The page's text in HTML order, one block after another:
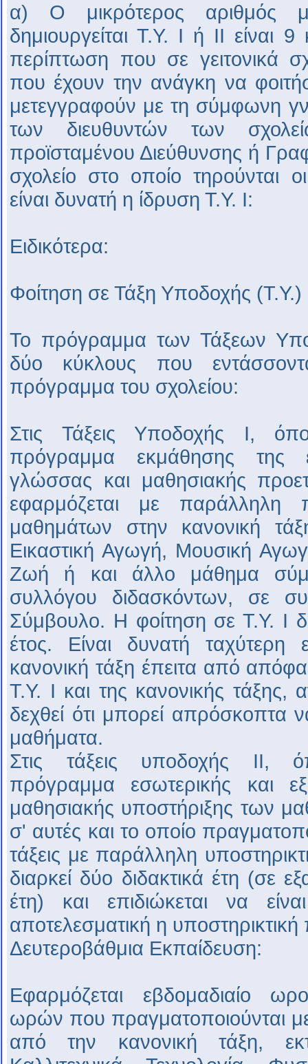
α) Ο μικρότερος αριθμός
δημιουργείται Τ.Υ. Ι ή ΙΙ είναι
περίπτωση που σε γειτονικά
που έχουν την ανάγκη να
μετεγγραφούν με τη σύμφωνη
των διευθυντών των
προϊσταμένου Διεύθυνσης ή
σχολείο στο οποίο τηρούνται
είναι δυνατή η ίδρυση Τ.Υ. Ι:
Ειδικότερα:
Φοίτηση σε Τάξη Υποδοχής (Τ.Υ.)
Το πρόγραμμα των Τάξεων
δύο κύκλους που
πρόγραμμα του σχολείου:
Στις Τάξεις Υποδοχής Ι,
πρόγραμμα εκμάθησης της
γλώσσας και μαθησιακής
εφαρμόζεται με παράλληλη
μαθημάτων στην κανονική
Εικαστική Αγωγή, Μουσική
Ζωή ή και άλλο μάθημα
συλλόγου διδασκόντων, σε
Σύμβουλο. Η φοίτηση σε Τ.Υ. Ι
έτος. Είναι δυνατή ταχύτερη
κανονική τάξη έπειτα από
Τ.Υ. Ι και της κανονικής τάξης,
δεχθεί ότι μπορεί απρόσκοπτα
μαθήματα.
Στις τάξεις υποδοχής ΙΙ,
πρόγραμμα εσωτερικής και
μαθησιακής υποστήριξης των
σ' αυτές και το οποίο
τάξεις με παράλληλη
διαρκεί δύο διδακτικά έτη (σε
έτη) και επιδιώκεται να
αποτελεσματική η
Δευτεροβάθμια Εκπαίδευση:
Εφαρμόζεται εβδομαδιαίο
ωρών που πραγματοποιούνται
από την κανονική τάξη,